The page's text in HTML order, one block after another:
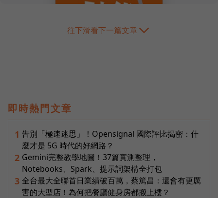
往下滑看下一篇文章
即時熱門文章
1 告別「極速迷思」！Opensignal 國際評比揭密：什
麼才是 5G 時代的好網路？
2 Gemini完整教學地圖！37篇實測整理，
Notebooks、Spark、提示詞架構全打包
3 全台最大全聯首日業績破百萬，蔡篤昌：還會有更厲
害的大型店！為何把餐廳健身房都搬上樓？